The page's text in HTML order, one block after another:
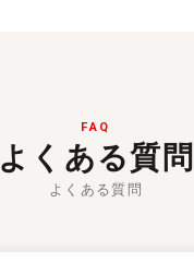
FAQ
よくある質問
よくある質問